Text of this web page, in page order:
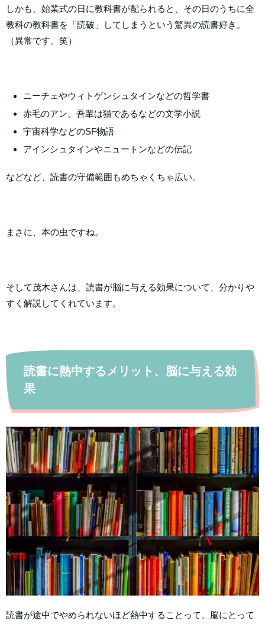
しかも、始業式の日に教科書が配られると、その日のうちに全
教科の教科書を「読破」してしまうという驚異の読書好き。
（異常です。笑）
ニーチェやウィトゲンシュタインなどの哲学書
赤毛のアン、吾輩は猫であるなどの文学小説
宇宙科学などのSF物語
アインシュタインやニュートンなどの伝記
などなど、読書の守備範囲もめちゃくちゃ広い。
まさに、本の虫ですね。
そして茂木さんは、読書が脳に与える効果について、分かりや
すく解説してくれています。
読書に熱中するメリット、脳に与える効
果
読書が途中でやめられないほど熱中することって、脳にとって